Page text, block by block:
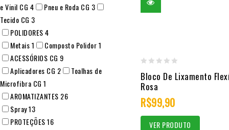
out
5
Bloco De Lixamento
Rosa
R$99,90
VER PRODUTO
e Vinil CG 4 Pneu e Roda CG 3
Tecido CG 3
POLIDORES4
Metais1 Composto Polidor1
ACESSÓRIOS CG 9
Aplicadores CG 2
Toalhas de
Microfibra CG 1
AROMATIZANTES 26
Spray13
PROTEÇÕES16